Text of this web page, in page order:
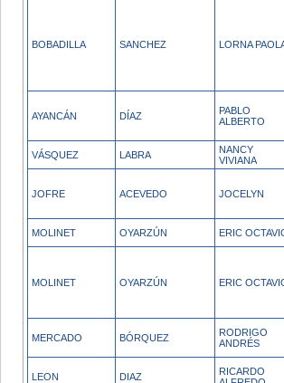
BOBADILLA SANCHEZ LORNA
AYANCÁN DÍAZ
PABLO
ALBERTO
VÁSQUEZ LABRA
NANCY
VIVIANA
JOFRE ACEVEDO JOCELYN
MOLINET OYARZÚN ERIC
MOLINET OYARZÚN ERIC
MERCADO BÓRQUEZ
RODRIGO
ANDRÉS
LEON DIAZ
RICARDO